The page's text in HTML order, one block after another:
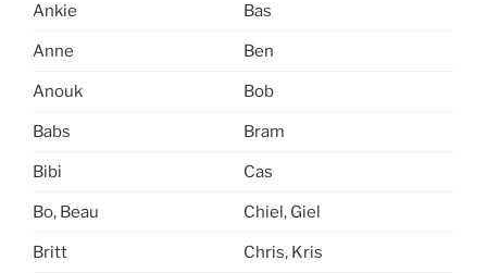
Ankie Bas
Anne Ben
Anouk Bob
Babs Bram
Bibi Cas
Bo, Beau Chiel, Giel
Britt Chris, Kris